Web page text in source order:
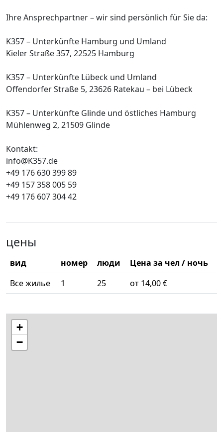
Ihre Ansprechpartner – wir sind persönlich für Sie da:
K357 – Unterkünfte Hamburg und Umland
Kieler Straße 357, 22525 Hamburg
K357 – Unterkünfte Lübeck und Umland
Offendorfer Straße 5, 23626 Ratekau – bei Lübeck
K357 – Unterkünfte Glinde und östliches Hamburg
Mühlenweg 2, 21509 Glinde
Kontakt:
info@K357.de
+49 176 630 399 89
+49 157 358 005 59
+49 176 607 304 42
цены
вид номер люди
Цена за чел / ночь
Все жилье
1 25 от 14,00 €
+
−